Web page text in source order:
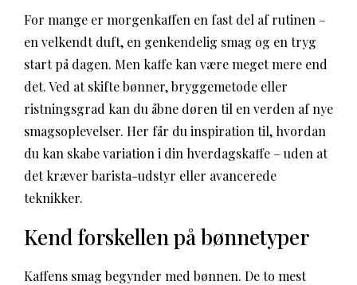
For mange er morgenkaffen en fast del af rutinen –
en velkendt duft, en genkendelig smag og en tryg
start på dagen. Men kaffe kan være meget mere end
det. Ved at skifte bønner, bryggemetode eller
ristningsgrad kan du åbne døren til en verden af nye
smagsoplevelser. Her får du inspiration til, hvordan
du kan skabe variation i din hverdagskaffe – uden at
det kræver barista-udstyr eller avancerede
teknikker.
Kend forskellen på bønnetyper
Kaffens smag begynder med bønnen. De to mest